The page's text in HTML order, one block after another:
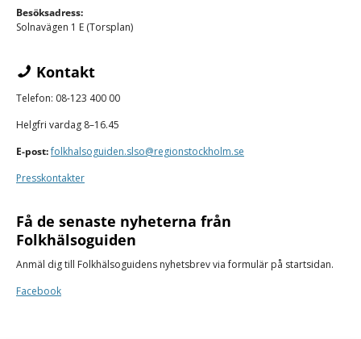
Besöksadress:
Solnavägen 1 E (Torsplan)
Kontakt
Telefon: 08-123 400 00
Helgfri vardag 8–16.45
E-post:folkhalsoguiden.slso@regionstockholm.se
Presskontakter
Få de senaste nyheterna från
Folkhälsoguiden
Anmäl dig till Folkhälsoguidens nyhetsbrev via formulär på startsidan.
Facebook